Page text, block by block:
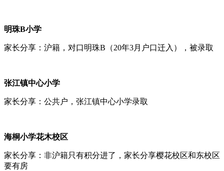
明珠B小学
家长分享：沪籍，对口明珠B（20年3月户口迁入），被录取
张江镇中心小学
家长分享：公共户，张江镇中心小学录取
海桐小学花木校区
家长分享：非沪籍只有积分进了，家长分享樱花校区和东校区
要有房